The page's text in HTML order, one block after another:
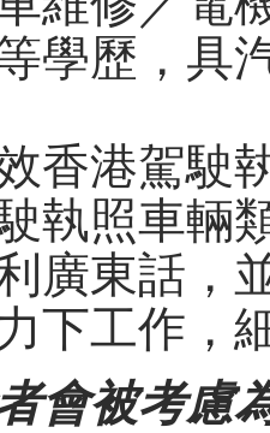
學歷，具
香港駕駛
執照車輛
廣東話，
下工作，
會被考慮